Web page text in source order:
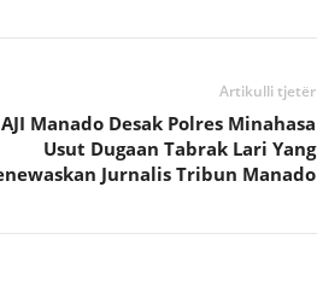
Artikulli tjetër
AJI Manado Desak Polres Minahasa
Usut Dugaan Tabrak Lari Yang
Jurnalis Tribun Manado